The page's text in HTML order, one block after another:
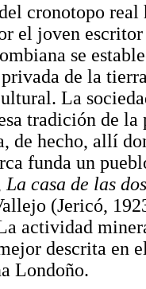
cronotopo
el joven
se
de la
La
tradición de
de hecho, allí
funda un
La casa de las
(Jericó,
actividad
descrita en
Londoño.